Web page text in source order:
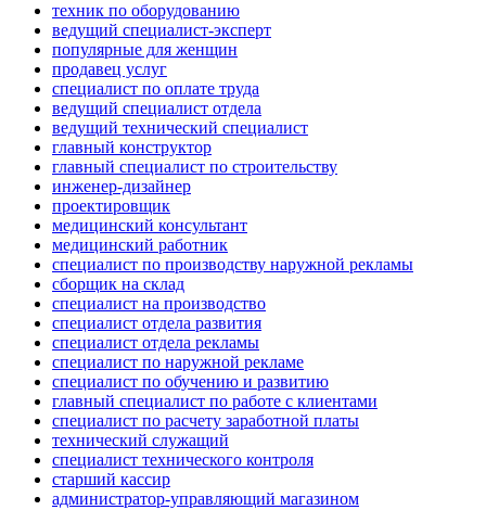
техник по оборудованию
ведущий специалист-эксперт
популярные для женщин
продавец услуг
специалист по оплате труда
ведущий специалист отдела
ведущий технический специалист
главный конструктор
главный специалист по строительству
инженер-дизайнер
проектировщик
медицинский консультант
медицинский работник
специалист по производству наружной рекламы
сборщик на склад
специалист на производство
специалист отдела развития
специалист отдела рекламы
специалист по наружной рекламе
специалист по обучению и развитию
главный специалист по работе с клиентами
специалист по расчету заработной платы
технический служащий
специалист технического контроля
старший кассир
администратор-управляющий магазином